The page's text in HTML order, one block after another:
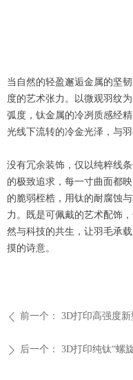
当自然的轻盈邂逅金属的坚
度的艺术张力。以微观羽纹
弧度，钛金属的冷冽质感经
光线下流转的冷金光泽，与
没有冗余装饰，仅以纯粹线
的极致追求，每一寸曲面都
的脆弱桎梏，用钛的耐腐蚀
力。既是可佩戴的艺术配饰
然与科技的共生，让羽毛承
摸的诗意。
ꄴ 前一个： 3D打印高强度
ꄲ 后一个： 3D打印纯钛“螺